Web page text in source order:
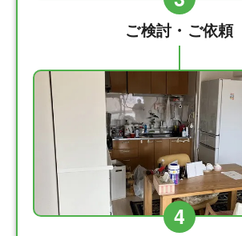
ご検討・ご依頼
4